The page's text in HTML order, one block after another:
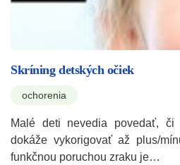
Skríning detských očiek
ochorenia
Malé deti nevedia povedať, či
dokáže vykorigovať až plus/
funkčnou poruchou zraku je…